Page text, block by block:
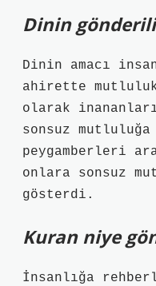
Dinin
Dinin amacı
ahirette
olarak
sonsuz
peygamberleri
onlara sonsuz
gösterdi.
Kuran niye
İnsanlığa